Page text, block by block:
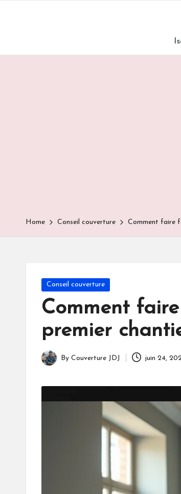
content
Home Conseil couverture Comment faire
Posted
Conseil couverture
Comment
premier
Posted
By Couverture JDJ juin 24,